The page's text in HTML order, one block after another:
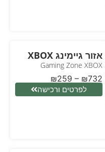
אזור גיימינג XBOX
Gaming Zone XBOX
₪259 – ₪732
לפרטים ורכישה